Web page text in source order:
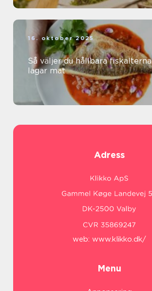
16. oktober 2025
Så väljer du hållbara
lagar mat
Adress
web: www.klikko.dk/
Menu